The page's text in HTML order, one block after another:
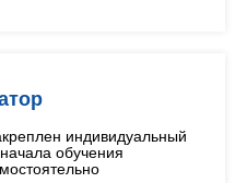
индивидуальный
обучения